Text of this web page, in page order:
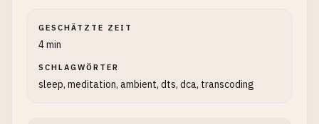
GESCHÄTZTE ZEIT
4 min
SCHLAGWÖRTER
sleep, meditation, ambient, dts, dca, transcoding